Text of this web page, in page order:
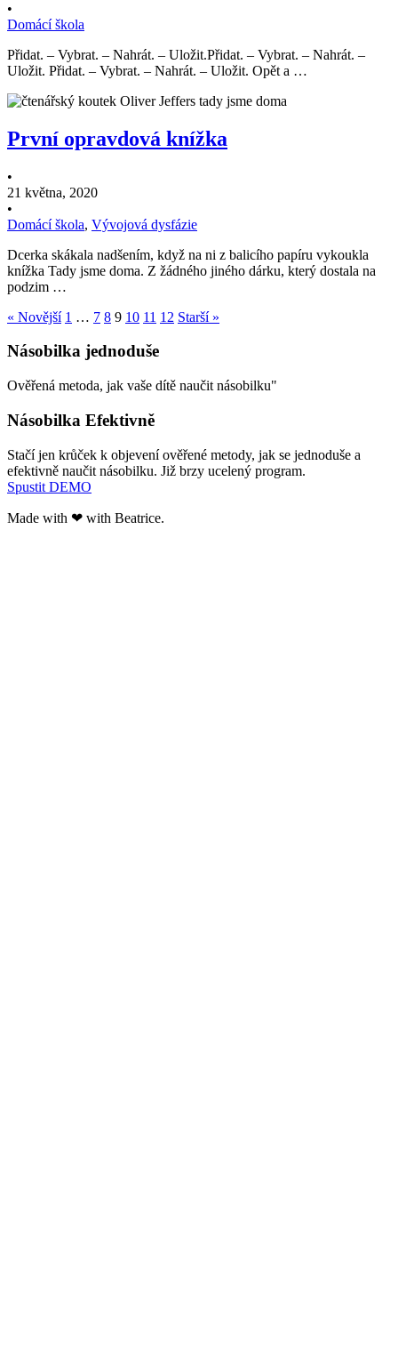
•
Domácí škola
Přidat. – Vybrat. – Nahrát. – Uložit.Přidat. – Vybrat. – Nahrát. –
Uložit. Přidat. – Vybrat. – Nahrát. – Uložit. Opět a …
První opravdová knížka
•
21 května, 2020
•
Domácí škola, Vývojová dysfázie
Dcerka skákala nadšením, když na ni z balicího papíru vykoukla
knížka Tady jsme doma. Z žádného jiného dárku, který dostala na
podzim …
« Novější 1 … 7 8 9 10 11 12 Starší »
Násobilka jednoduše
Ověřená metoda, jak vaše dítě naučit násobilku"
Násobilka Efektivně
Stačí jen krůček k objevení ověřené metody, jak se jednoduše a
efektivně naučit násobilku. Již brzy ucelený program.
Spustit DEMO
Made with ❤ with Beatrice.